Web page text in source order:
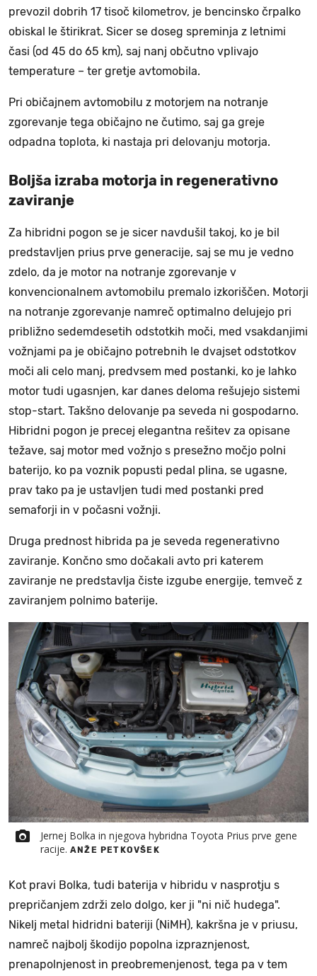
prevozil dobrih 17 tisoč kilometrov, je bencinsko črpalko
obiskal le štirikrat. Sicer se doseg spreminja z letnimi
časi (od 45 do 65 km), saj nanj občutno vplivajo
temperature – ter gretje avtomobila.
Pri običajnem avtomobilu z motorjem na notranje
zgorevanje tega običajno ne čutimo, saj ga greje
odpadna toplota, ki nastaja pri delovanju motorja.
Boljša izraba motorja in regenerativno
zaviranje
Za hibridni pogon se je sicer navdušil takoj, ko je bil
predstavljen prius prve generacije, saj se mu je vedno
zdelo, da je motor na notranje zgorevanje v
konvencionalnem avtomobilu premalo izkoriščen. Motorji
na notranje zgorevanje namreč optimalno delujejo pri
približno sedemdesetih odstotkih moči, med vsakdanjimi
vožnjami pa je običajno potrebnih le dvajset odstotkov
moči ali celo manj, predvsem med postanki, ko je lahko
motor tudi ugasnjen, kar danes deloma rešujejo sistemi
stop-start. Takšno delovanje pa seveda ni gospodarno.
Hibridni pogon je precej elegantna rešitev za opisane
težave, saj motor med vožnjo s presežno močjo polni
baterijo, ko pa voznik popusti pedal plina, se ugasne,
prav tako pa je ustavljen tudi med postanki pred
semaforji in v počasni vožnji.
Druga prednost hibrida pa je seveda regenerativno
zaviranje. Končno smo dočakali avto pri katerem
zaviranje ne predstavlja čiste izgube energije, temveč z
zaviranjem polnimo baterije.
Jernej Bolka in njegova hybridna Toyota Prius prve gene
racije. ANŽE PETKOVŠEK
Kot pravi Bolka, tudi baterija v hibridu v nasprotju s
prepričanjem zdrži zelo dolgo, ker ji "ni nič hudega".
Nikelj metal hidridni bateriji (NiMH), kakršna je v priusu,
namreč najbolj škodijo popolna izpraznjenost,
prenapolnjenost in preobremenjenost, tega pa v tem